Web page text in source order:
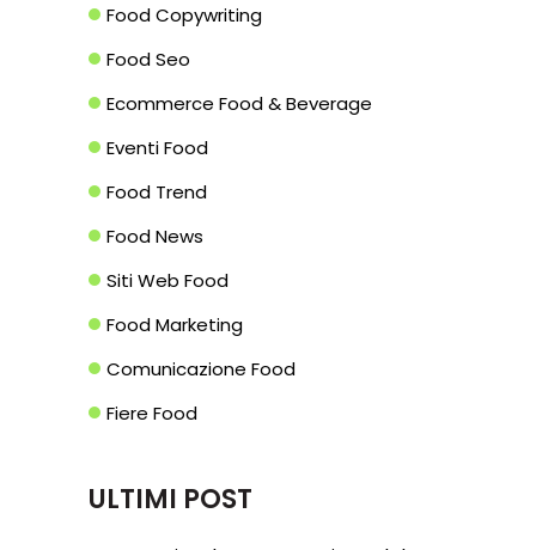
Food Copywriting
Food Seo
Ecommerce Food & Beverage
Eventi Food
Food Trend
Food News
Siti Web Food
Food Marketing
Comunicazione Food
Fiere Food
ULTIMI POST